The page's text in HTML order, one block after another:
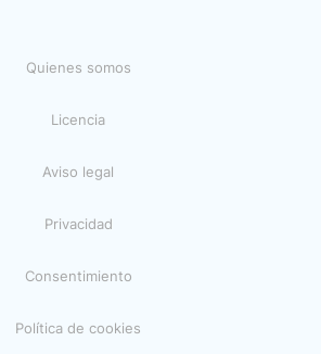
Quienes somos
Licencia
Aviso legal
Privacidad
Consentimiento
Política de cookies